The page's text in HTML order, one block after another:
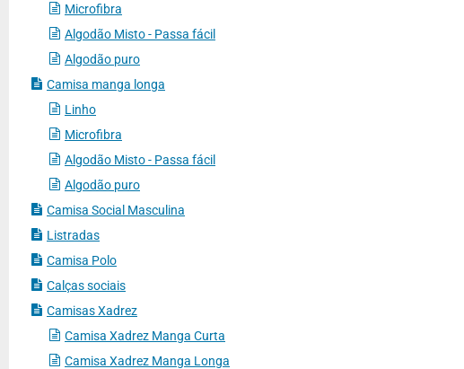
Microfibra
Algodão Misto - Passa fácil
Algodão puro
Camisa manga longa
Linho
Microfibra
Algodão Misto - Passa fácil
Algodão puro
Camisa Social Masculina
Listradas
Camisa Polo
Calças sociais
Camisas Xadrez
Camisa Xadrez Manga Curta
Camisa Xadrez Manga Longa